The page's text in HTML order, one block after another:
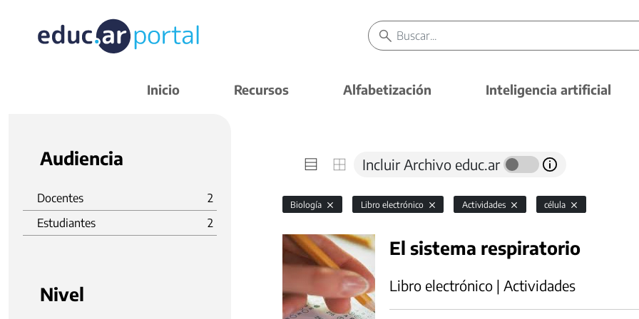
Inicio Recursos Alfabetización Inteligencia artificial
Audiencia
Docentes
2
Estudiantes
2
Nivel
Incluir Archivo educ.ar
Biología Libro electrónico Actividades célula
El sistema respiratorio
Libro electrónico | Actividades